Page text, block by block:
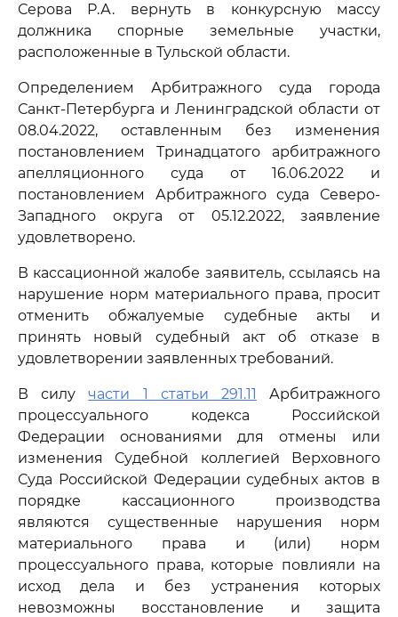
Серова Р.А. вернуть в конкурсную массу
должника спорные земельные участки,
расположенные в Тульской области.
Определением Арбитражного суда города
Санкт-Петербурга и Ленинградской области от
08.04.2022, оставленным без изменения
постановлением Тринадцатого арбитражного
апелляционного суда от 16.06.2022 и
постановлением Арбитражного суда Северо-
Западного округа от 05.12.2022, заявление
удовлетворено.
В кассационной жалобе заявитель, ссылаясь на
нарушение норм материального права, просит
отменить обжалуемые судебные акты и
принять новый судебный акт об отказе в
удовлетворении заявленных требований.
В силучасти 1 статьи 291.11 Арбитражного
процессуального кодекса Российской
Федерации основаниями для отмены или
изменения Судебной коллегией Верховного
Суда Российской Федерации судебных актов в
порядке кассационного производства
являются существенные нарушения норм
материального права и (или) норм
процессуального права, которые повлияли на
исход дела и без устранения которых
невозможны восстановление и защита